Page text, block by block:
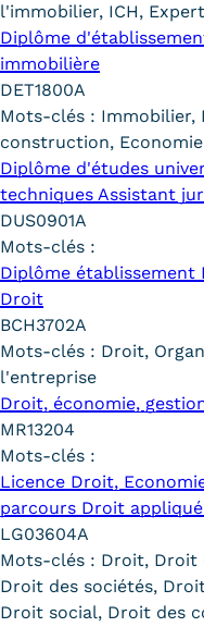
Lexique
Qualiopi
Le Cnam
Erasmus
Infos élèves
Modalités
Infos entreprises
Former
l'immobilier, ICH,
Diplôme
immobilière
DET1800A
Mots-clés : Immobilier,
construction,
Diplôme d'études
techniques Assistant
DUS0901A
Mots-clés :
Diplôme établissement
Droit
BCH3702A
Mots-clés : Droit,
l'entreprise
Droit, économie,
MR13204
Mots-clés :
Licence Droit,
parcours Droit
LG03604A
Mots-clés : Droit, Droit
Droit des sociétés,
Droit social, Droit des